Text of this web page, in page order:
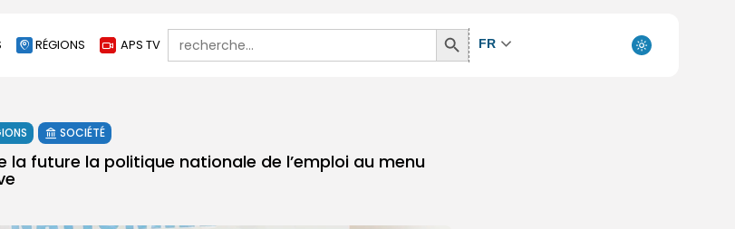
RÉGIONS APS TV
Search
for:
Search
Button
FR
SOCIÉTÉ
la future la politique nationale de l’emploi au menu